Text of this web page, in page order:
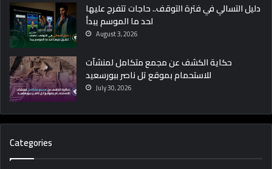
دليل التسالي في فترة التوقف.. حاجات تتفرج عليها
لحد ما الموسم يبدأ
August 3, 2026
حكاية الكشف عن مجمع متكامل لمنشآت
للاستحمام بموقع تل ناصر ببورسعيد
July 30, 2026
Categories